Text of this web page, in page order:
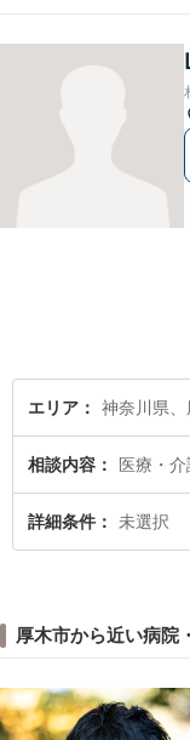
エリア 神奈川県
相談内容
詳細条件 未選択
厚木市から近い病院